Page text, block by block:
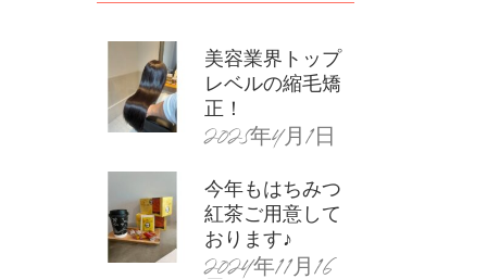
美容業界トップ
レベルの縮毛矯
正！
2025年4月1日
今年もはちみつ
紅茶ご用意して
おります♪
2024年11月16